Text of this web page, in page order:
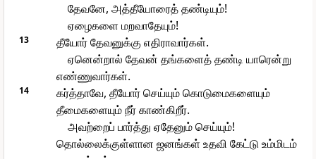
தேவனே, அத்தீயோரைத் தண்டியும்!
ஏழைகளை மறவாதேயும்!
13
தீயோர் தேவனுக்கு எதிராவார்கள்.
ஏனென்றால் தேவன் தங்களைத் தண்டி யாரென்று
எண்ணுவார்கள்.
14
கர்த்தாவே, தீயோர் செய்யும் கொடுமைகளையும்
தீமைகளையும் நீர் காண்கிறீர்.
அவற்றைப் பார்த்து ஏதேனும் செய்யும்!
தொல்லைக்குள்ளான ஜனங்கள் உதவி கேட்டு உம்மிடம்